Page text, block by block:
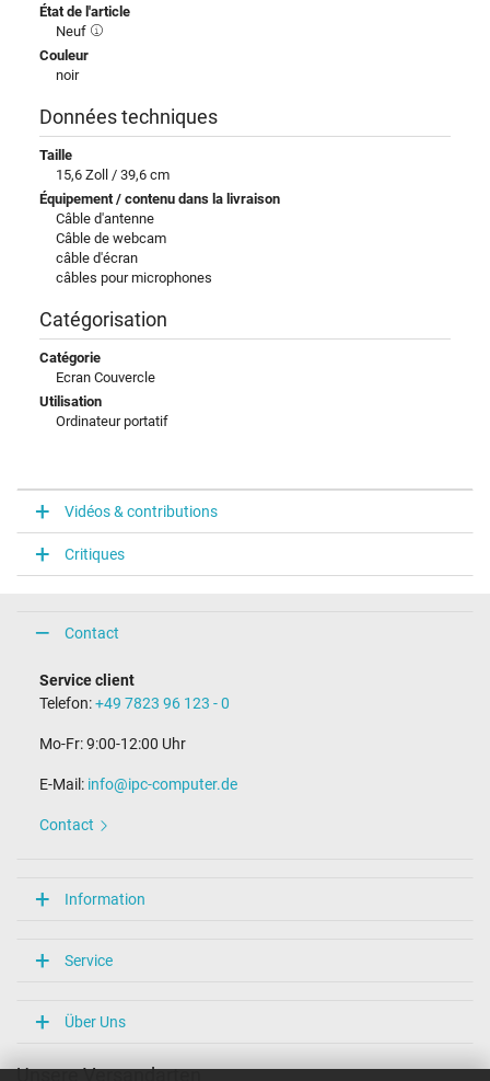
État de l'article
Neuf
Couleur
noir
Données techniques
Taille
15,6 Zoll / 39,6 cm
Équipement / contenu dans la livraison
Câble d'antenne
Câble de webcam
câble d'écran
câbles pour microphones
Catégorisation
Catégorie
Ecran Couvercle
Utilisation
Ordinateur portatif
Vidéos & contributions
Critiques
Contact
Service client
Telefon:+49 7823 96 123 - 0
Mo-Fr: 9:00-12:00 Uhr
E-Mail: info@ipc-computer.de
Contact
Information
Service
Über Uns
Unsere Versandarten